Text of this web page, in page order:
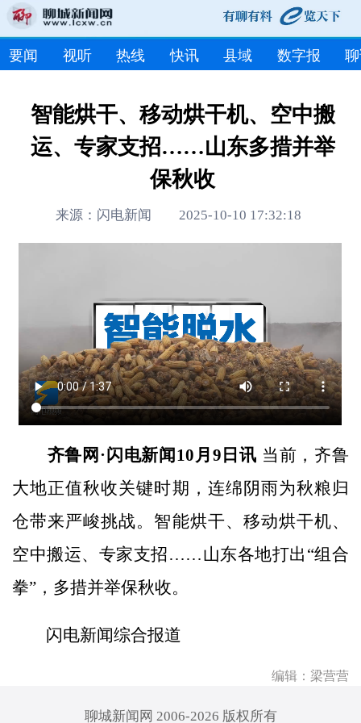
要闻 视听 热线 快讯 县域 数字报
智能烘干、移动烘干机、空中搬
运、专家支招……山东多措并举
保秋收
来源：闪电新闻 2025-10-10 17:32:18
齐鲁网·闪电新闻10月9日讯 当前，齐鲁
大地正值秋收关键时期，连绵阴雨为秋粮归
仓带来严峻挑战。智能烘干、移动烘干机、
空中搬运、专家支招……山东各地打出“组合
拳”，多措并举保秋收。
闪电新闻综合报道
编辑：梁营营
聊城新闻网 2006-2026 版权所有